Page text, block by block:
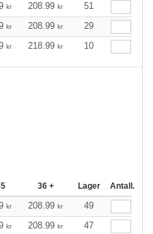
kr 208.99 kr
51
kr 208.99 kr
29
kr 218.99 kr 10
36 + Lager Antall.
kr 208.99 kr
49
kr 208.99 kr
47